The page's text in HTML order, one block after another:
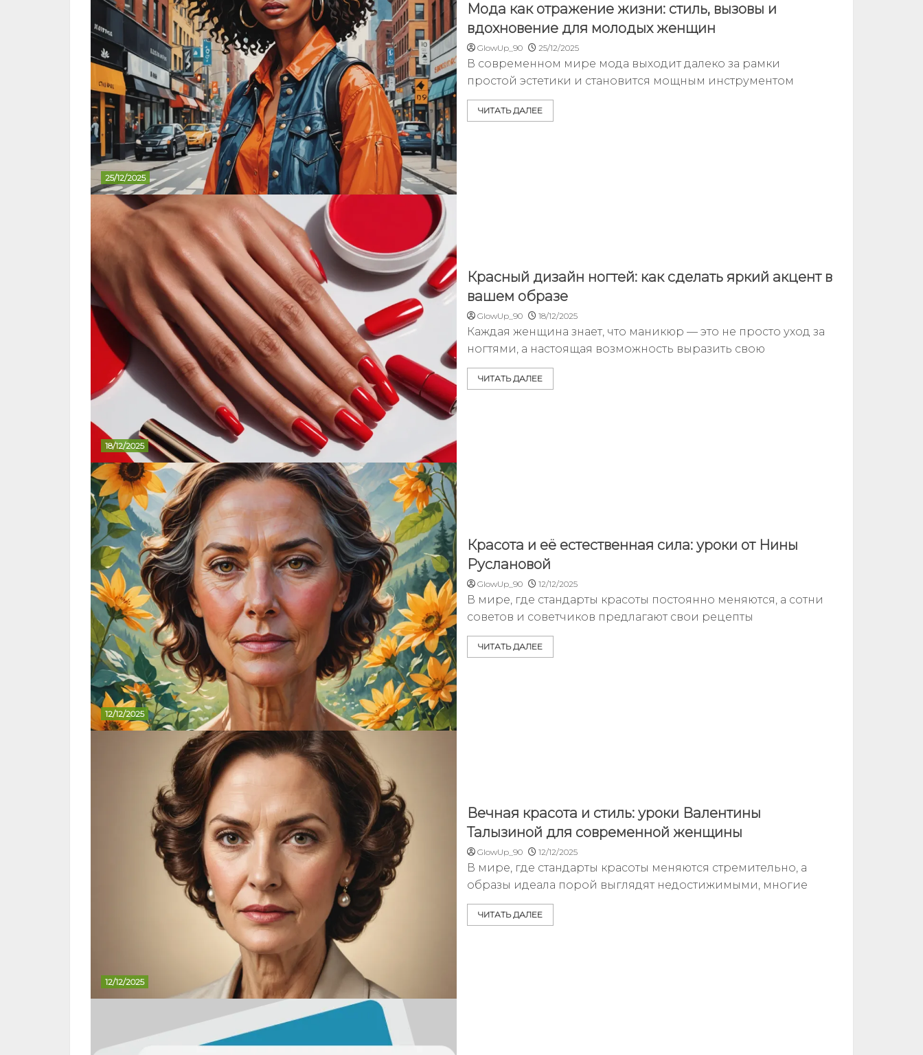
25/12/2025
Мода как отражение жизни: стиль, вызовы и
вдохновение для молодых женщин
GlowUp_90 25/12/2025
В современном мире мода выходит далеко за рамки
простой эстетики и становится мощным инструментом
ЧИТАТЬ ДАЛЕЕ
18/12/2025
Красный дизайн ногтей: как сделать яркий акцент в
вашем образе
GlowUp_90 18/12/2025
Каждая женщина знает, что маникюр — это не просто уход за
ногтями, а настоящая возможность выразить свою
ЧИТАТЬ ДАЛЕЕ
12/12/2025
Красота и её естественная сила: уроки от Нины
Руслановой
GlowUp_90 12/12/2025
В мире, где стандарты красоты постоянно меняются, а сотни
советов и советчиков предлагают свои рецепты
ЧИТАТЬ ДАЛЕЕ
12/12/2025
Вечная красота и стиль: уроки Валентины
Талызиной для современной женщины
GlowUp_90 12/12/2025
В мире, где стандарты красоты меняются стремительно, а
образы идеала порой выглядят недостижимыми, многие
ЧИТАТЬ ДАЛЕЕ